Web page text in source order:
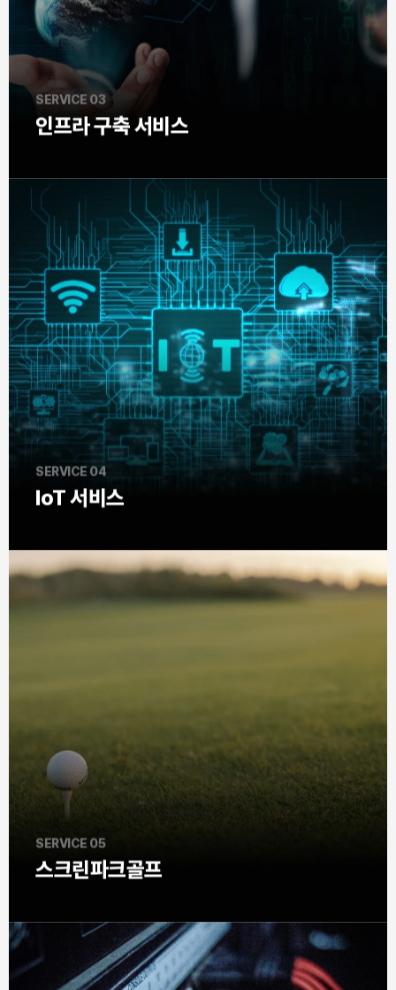
SERVICE 03
인프라 구축 서비스
SERVICE 04
IoT 서비스
SERVICE 05
스크린파크골프